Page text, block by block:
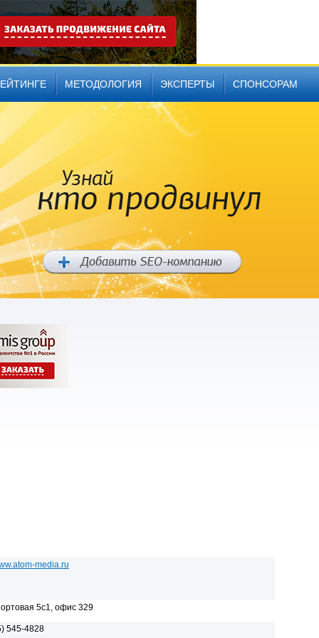
МЕТОДОЛОГИЯ ЭКСПЕРТЫ СПОНСОРАМ
media.ru
5с1, офис 329
545-4828